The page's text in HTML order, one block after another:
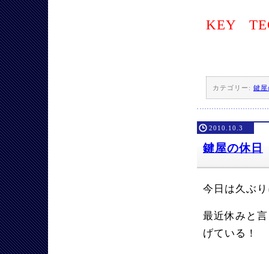
KEY
カテゴリー: 鍵屋
2010.10.3
鍵屋の休日
今日は久ぶ
最近休みと
げている！